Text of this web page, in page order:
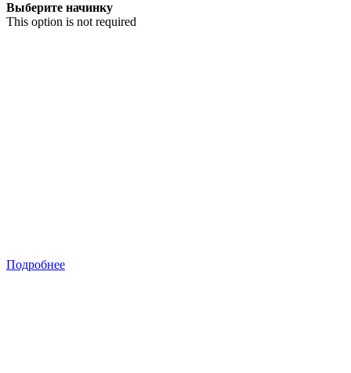
Выберите начинку
This option is not required
Подробнее